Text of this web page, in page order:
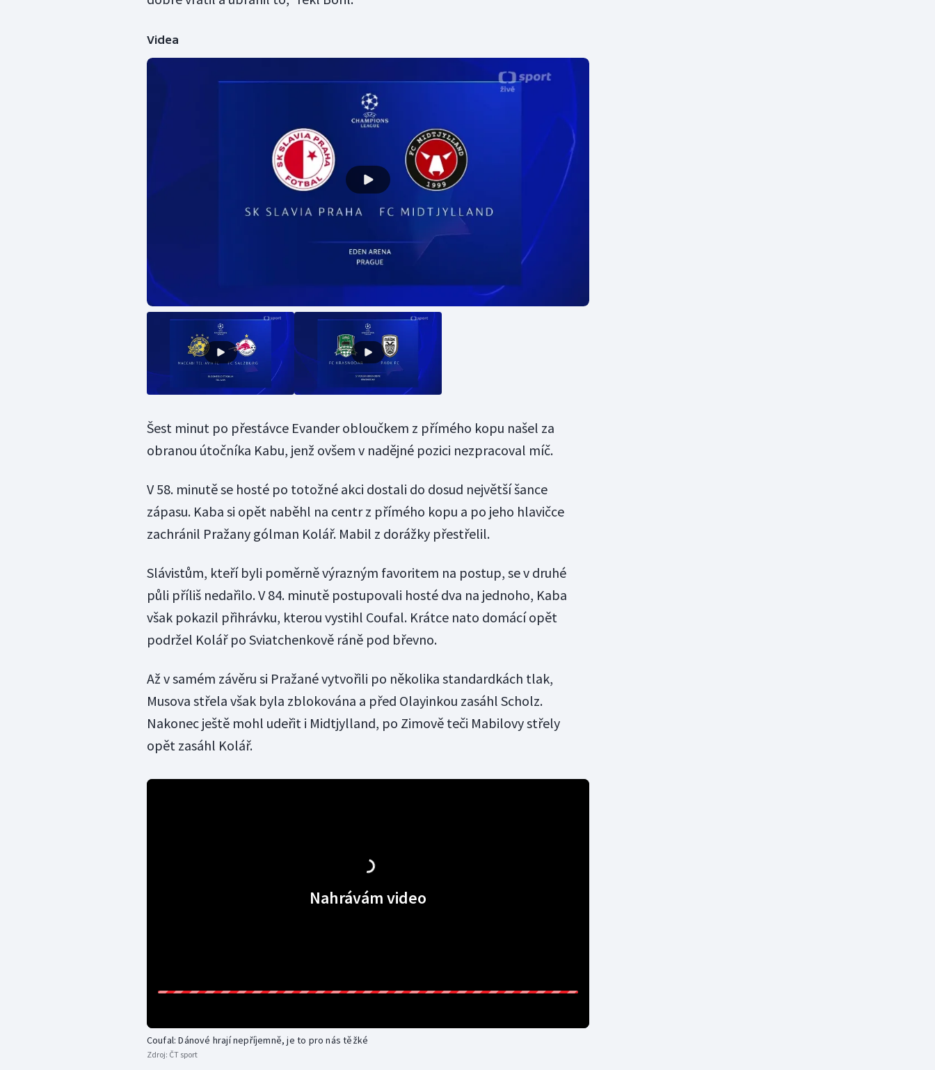
Videa
Šest minut po přestávce Evander obloučkem z přímého kopu našel za
obranou útočníka Kabu, jenž ovšem v nadějné pozici nezpracoval míč.
V 58. minutě se hosté po totožné akci dostali do dosud největší šance
zápasu. Kaba si opět naběhl na centr z přímého kopu a po jeho hlavičce
zachránil Pražany gólman Kolář. Mabil z dorážky přestřelil.
Slávistům, kteří byli poměrně výrazným favoritem na postup, se v druhé
půli příliš nedařilo. V 84. minutě postupovali hosté dva na jednoho, Kaba
však pokazil přihrávku, kterou vystihl Coufal. Krátce nato domácí opět
podržel Kolář po Sviatchenkově ráně pod břevno.
Až v samém závěru si Pražané vytvořili po několika standardkách tlak,
Musova střela však byla zblokována a před Olayinkou zasáhl Scholz.
Nakonec ještě mohl udeřit i Midtjylland, po Zimově teči Mabilovy střely
opět zasáhl Kolář.
Nahrávám video
Coufal: Dánové hrají nepříjemně, je to pro nás těžké
Zdroj: ČT sport